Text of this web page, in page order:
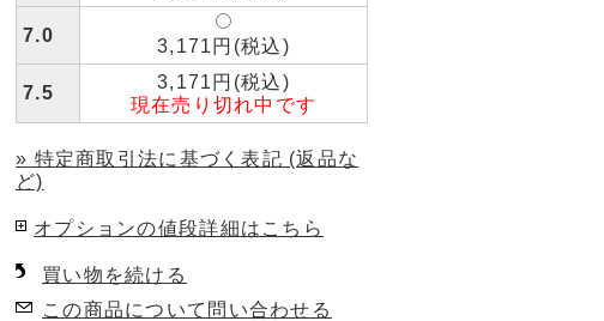
7.0
3,171円(税込)
7.5
3,171円(税込)
現在売り切れ中です
» 特定商取引法に基づく表記 (返品な
ど)
オプションの値段詳細はこちら
買い物を続ける
この商品について問い合わせる